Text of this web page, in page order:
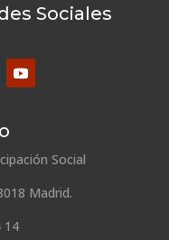
Sociales
Social
Madrid.
14